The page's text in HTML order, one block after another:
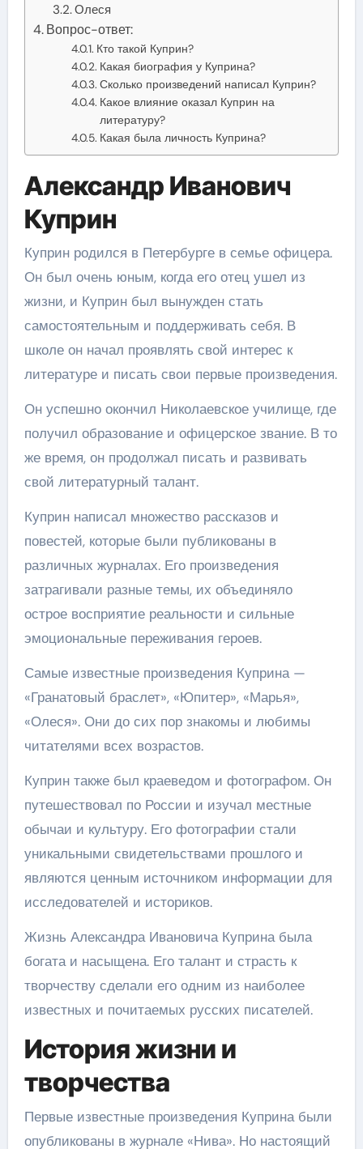
Олеся
Вопрос-ответ:
Кто такой Куприн?
Какая биография у Куприна?
Сколько произведений написал Куприн?
Какое влияние оказал Куприн на
литературу?
Какая была личность Куприна?
Александр Иванович
Куприн
Куприн родился в Петербурге в семье офицера.
Он был очень юным, когда его отец ушел из
жизни, и Куприн был вынужден стать
самостоятельным и поддерживать себя. В
школе он начал проявлять свой интерес к
литературе и писать свои первые произведения.
Он успешно окончил Николаевское училище, где
получил образование и офицерское звание. В то
же время, он продолжал писать и развивать
свой литературный талант.
Куприн написал множество рассказов и
повестей, которые были публикованы в
различных журналах. Его произведения
затрагивали разные темы, их объединяло
острое восприятие реальности и сильные
эмоциональные переживания героев.
Самые известные произведения Куприна —
«Гранатовый браслет», «Юпитер», «Марья»,
«Олеся». Они до сих пор знакомы и любимы
читателями всех возрастов.
Куприн также был краеведом и фотографом. Он
путешествовал по России и изучал местные
обычаи и культуру. Его фотографии стали
уникальными свидетельствами прошлого и
являются ценным источником информации для
исследователей и историков.
Жизнь Александра Ивановича Куприна была
богата и насыщена. Его талант и страсть к
творчеству сделали его одним из наиболее
известных и почитаемых русских писателей.
История жизни и
творчества
Первые известные произведения Куприна были
опубликованы в журнале «Нива». Но настоящий